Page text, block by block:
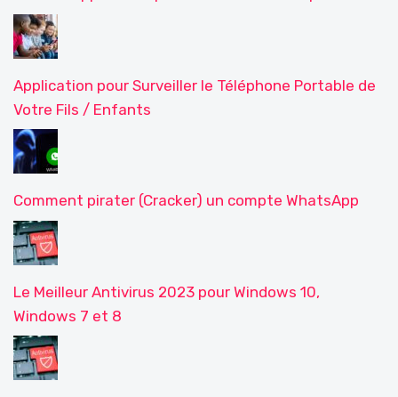
Application pour Surveiller le Téléphone Portable de
Votre Fils / Enfants
Comment pirater (Cracker) un compte WhatsApp
Le Meilleur Antivirus 2023 pour Windows 10,
Windows 7 et 8